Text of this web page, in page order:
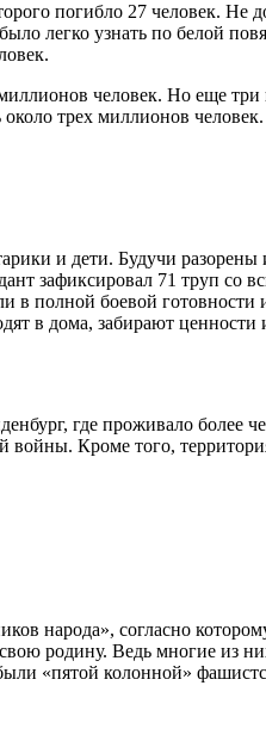
погибло 27 человек. Не
легко узнать по белой
человек. Но еще три
трех миллионов человек.
и дети. Будучи
зафиксировал 71 труп со
полной боевой
в дома, забирают
где проживало более
Кроме того,
народа», согласно
родину. Ведь многие из
«пятой колонной»